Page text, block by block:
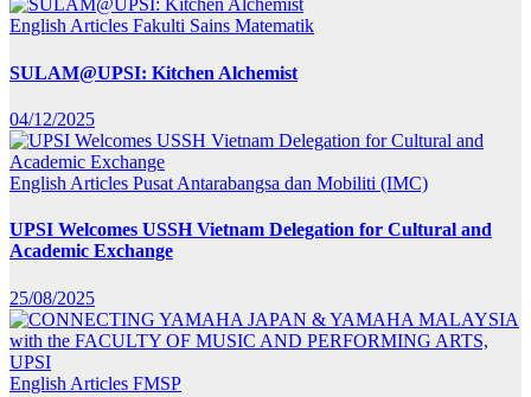
English Articles Fakulti Sains Matematik
SULAM@UPSI: Kitchen Alchemist
04/12/2025
English Articles Pusat Antarabangsa dan Mobiliti (IMC)
UPSI Welcomes USSH Vietnam Delegation for Cultural and
Academic Exchange
25/08/2025
English Articles FMSP